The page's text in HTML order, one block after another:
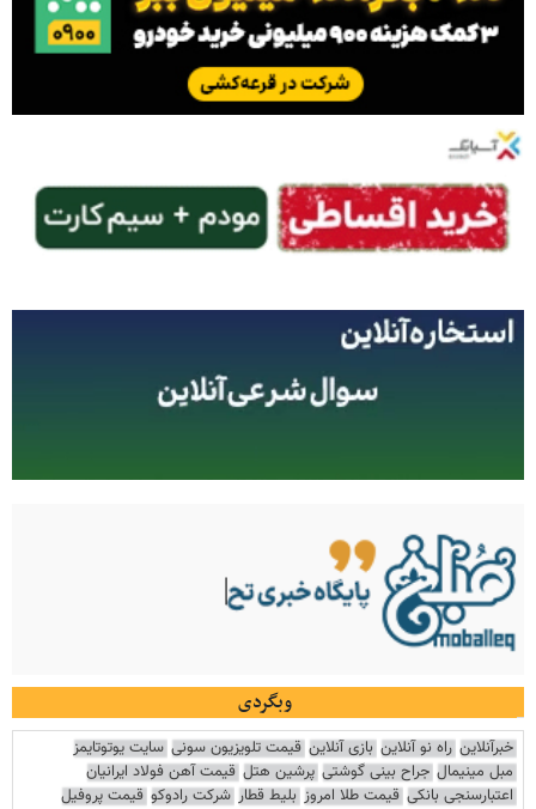
وبگردی
خبرآنلاین راه نو آنلاین بازی آنلاین قیمت تلویزیون سونی سایت یوتوتایمز
مبل مینیمال جراح بینی گوشتی پرشین هتل قیمت آهن فولاد ایرانیان
اعتبارسنجی بانکی قیمت طلا امروز بلیط قطار شرکت رادوکو قیمت پروفیل